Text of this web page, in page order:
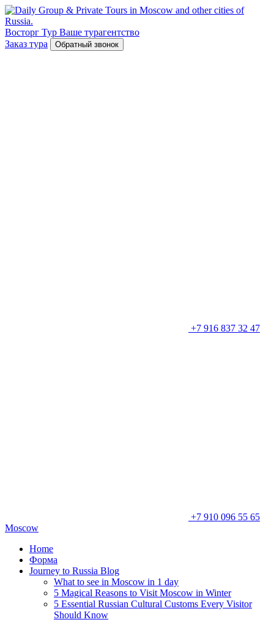
Восторг Тур Ваше турагентство
Заказ тура
Обратный звонок
+7 916 837 32 47
+7 910 096 55 65
Moscow
Home
Форма
Journey to Russia Blog
What to see in Moscow in 1 day
5 Magical Reasons to Visit Moscow in Winter
5 Essential Russian Cultural Customs Every Visitor
Should Know